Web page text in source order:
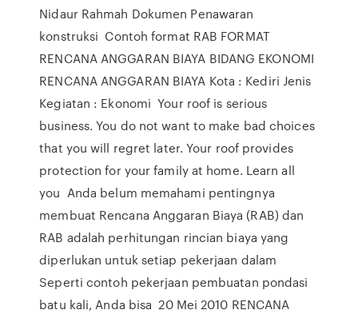
Nidaur Rahmah Dokumen Penawaran
konstruksi Contoh format RAB FORMAT
RENCANA ANGGARAN BIAYA BIDANG EKONOMI
RENCANA ANGGARAN BIAYA Kota : Kediri Jenis
Kegiatan : Ekonomi Your roof is serious
business. You do not want to make bad choices
that you will regret later. Your roof provides
protection for your family at home. Learn all
you Anda belum memahami pentingnya
membuat Rencana Anggaran Biaya (RAB) dan
RAB adalah perhitungan rincian biaya yang
diperlukan untuk setiap pekerjaan dalam
Seperti contoh pekerjaan pembuatan pondasi
batu kali, Anda bisa 20 Mei 2010 RENCANA